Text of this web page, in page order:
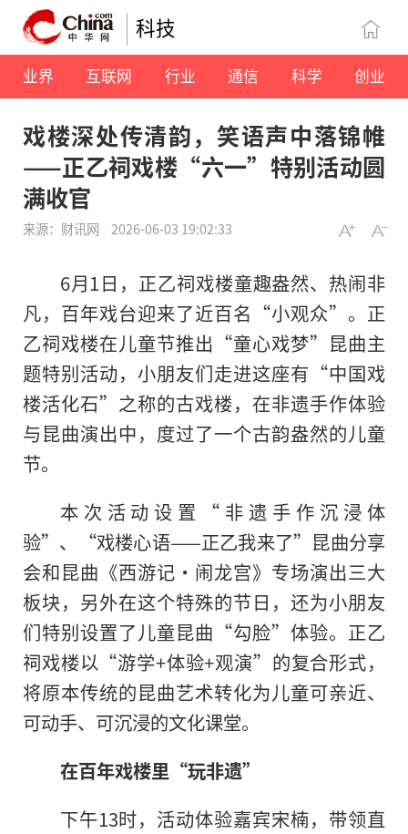
科技
业界 互联网 行业 通信 科学 创业
戏楼深处传清韵，笑语声中落锦帷
——正乙祠戏楼“六一”特别活动圆
满收官
来源：财讯网 2026-06-03 19:02:33
6月1日，正乙祠戏楼童趣盎然、热闹非
凡，百年戏台迎来了近百名“小观众”。正
乙祠戏楼在儿童节推出“童心戏梦”昆曲主
题特别活动，小朋友们走进这座有“中国戏
楼活化石”之称的古戏楼，在非遗手作体验
与昆曲演出中，度过了一个古韵盎然的儿童
节。
本次活动设置“非遗手作沉浸体
验”、“戏楼心语——正乙我来了”昆曲分享
会和昆曲《西游记·闹龙宫》专场演出三大
板块，另外在这个特殊的节日，还为小朋友
们特别设置了儿童昆曲“勾脸”体验。正乙
祠戏楼以“游学+体验+观演”的复合形式，
将原本传统的昆曲艺术转化为儿童可亲近、
可动手、可沉浸的文化课堂。
在百年戏楼里“玩非遗”
下午13时，活动体验嘉宾宋楠，带领直